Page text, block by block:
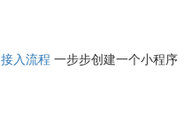
接入流程 一步步创建一个小程序